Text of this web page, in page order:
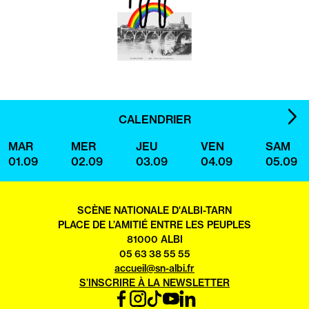
CALENDRIER
MAR
01.09
MER
02.09
JEU
03.09
VEN
04.09
SAM
05.09
SCÈNE NATIONALE D'ALBI-TARN
PLACE DE L’AMITIÉ ENTRE LES PEUPLES
81000 ALBI
05 63 38 55 55
accueil@sn-albi.fr
S’INSCRIRE À LA NEWSLETTER
FACEBOOK
INSTAGRAM
TIKTOKYOUTUBE
LINKEDIN